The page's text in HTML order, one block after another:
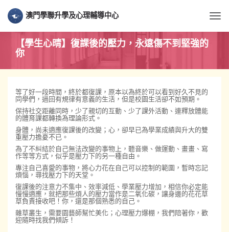
澳門學聯升學及心理輔導中心
【學生心晴】復課後的壓力，永遠傷不到堅強的
你
等了好一段時間，終於都復課，原本以為終於可以看到好久不見的
同學們，過回有規律有意義的生活，但是校園生活卻不如預期。
保持社交距離同時，少了親切的互動、少了課外活動、連釋放體能
的體育課都轉換為理論形式。
身體，尚未適應復課後的改變；心，卻早已為學業成績與升大的雙
重壓力擔憂不已。
為了不糾結於自己無法改變的事物上，聽音樂、做運動、畫畫、寫
作等等方式，似乎是壓力下的另一種自由。
專注自己喜愛的事物，將心力花在自己可以控制的範圍，暫時忘記
煩惱，尋找壓力下的天堂。
復課後的注意力不集中、效率減低、學業壓力增加，相信你必定能
慢慢適應，就把那些煩人的壓力當作是二氧化碳，讓身邊的花花草
草負責接收吧！你，還是那個熟悉的自己。
雜草叢生，需要園藝師幫忙美化；心理壓力爆棚，我們陪著你，歡
迎隨時找我們傾訴！